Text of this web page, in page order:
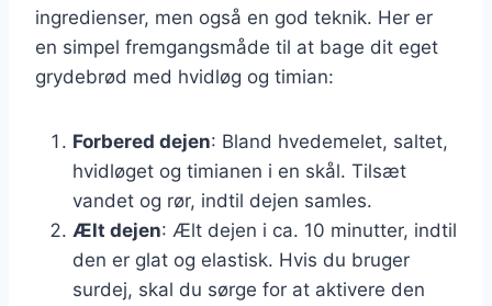
ingredienser, men også en god teknik. Her er
en simpel fremgangsmåde til at bage dit eget
grydebrød med hvidløg og timian:
Forbered dejen: Bland hvedemelet, saltet,
hvidløget og timianen i en skål. Tilsæt
vandet og rør, indtil dejen samles.
Ælt dejen: Ælt dejen i ca. 10 minutter, indtil
den er glat og elastisk. Hvis du bruger
surdej, skal du sørge for at aktivere den